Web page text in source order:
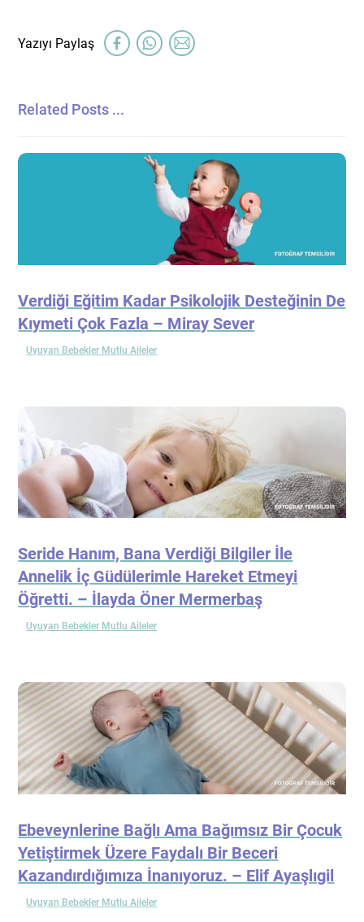
Related Posts ...
Verdiği Eğitim Kadar Psikolojik Desteğinin De
Kıymeti Çok Fazla – Miray Sever
Uyuyan Bebekler Mutlu Aileler
Seride Hanım, Bana Verdiği Bilgiler İle
Annelik İç Güdülerimle Hareket Etmeyi
Öğretti. – İlayda Öner Mermerbaş
Uyuyan Bebekler Mutlu Aileler
Ebeveynlerine Bağlı Ama Bağımsız Bir Çocuk
Yetiştirmek Üzere Faydalı Bir Beceri
Kazandırdığımıza İnanıyoruz. – Elif Ayaşlıgil
Uyuyan Bebekler Mutlu Aileler